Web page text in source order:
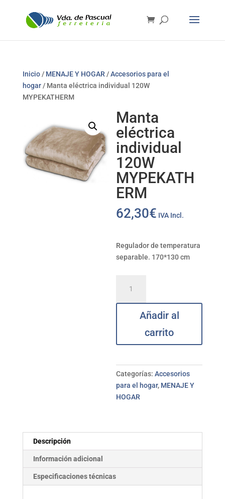
Inicio/ MENAJE Y HOGAR /Accesorios para el
hogar/ Manta eléctrica individual 120W
MYPEKATHERM
Manta
eléctrica
individual
120W
MYPEKATH
ERM
62,30€ IVA Incl.
Regulador de temperatura
separable. 170*130 cm
eléctrica
individual
MYPEKATHERM
Añadir al
carrito
Categorías:Accesorios
para el hogar, MENAJE Y
HOGAR
Descripción
Información adicional
Especificaciones técnicas